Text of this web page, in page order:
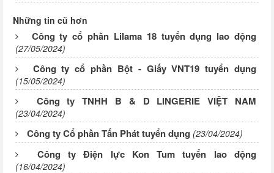
Những tin cũ hơn
Công ty cổ phần Lilama 18 tuyển dụng lao động
(27/05/2024)
Công ty cổ phần Bột - Giấy VNT19 tuyển dụng
(15/05/2024)
Công ty TNHH B & D LINGERIE VIỆT NAM
(23/04/2024)
Công ty Cổ phần Tấn Phát tuyển dụng (23/04/2024)
Công ty Điện lực Kon Tum tuyển lao động
(16/04/2024)